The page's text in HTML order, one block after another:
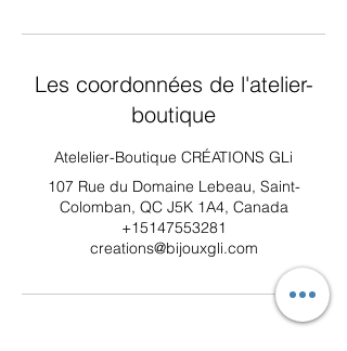
Les coordonnées de l'atelier-
boutique
Atelelier-Boutique CRÉATIONS GLi
107 Rue du Domaine Lebeau, Saint-
Colomban, QC J5K 1A4, Canada
+15147553281
creations@bijouxgli.com